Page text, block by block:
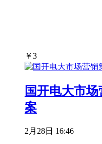
￥3
国开电大市
案
2月28日 16:46